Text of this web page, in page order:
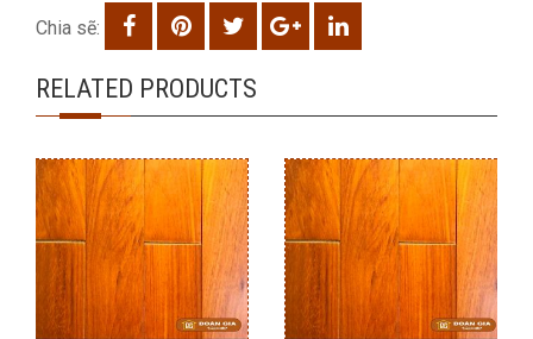
Chia sẽ:
RELATED PRODUCTS